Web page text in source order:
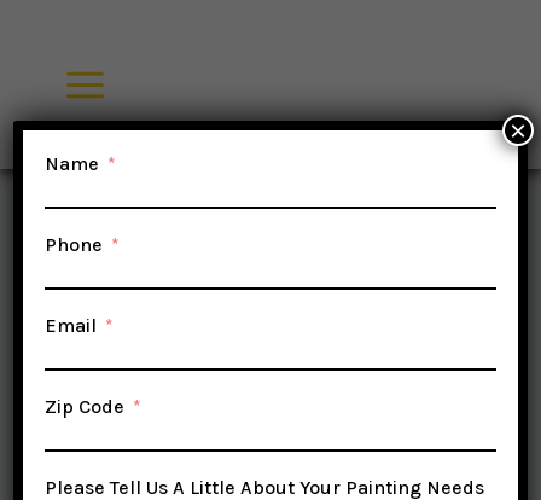
content
Varför
Arrangerar
Lika Foto
Sap Har
Olika
Name
Phone
Email
Zip Code
Please Tell Us A Little About Your Painting Needs
×